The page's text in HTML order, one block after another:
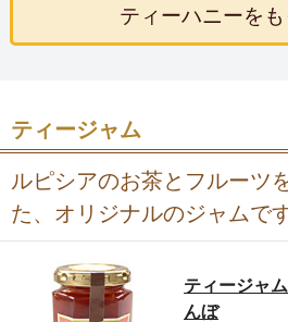
ティーハニーを
ティージャム
ルピシアのお茶とフルーツ
た、オリジナルのジャムです
ティージャ
んぼ